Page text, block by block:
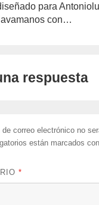
para
con…
respuesta
correo electrónico no
están marcados
*